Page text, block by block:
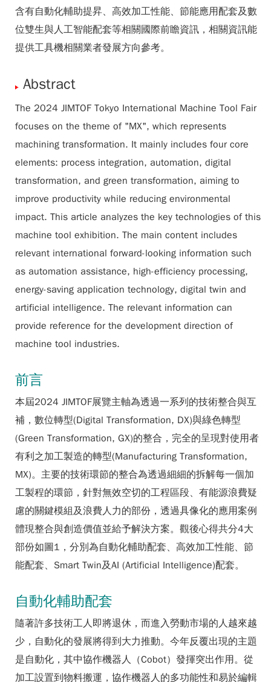
含有自動化輔助提昇、高效加工性能、節能應用配套及數
位雙生與人工智能配套等相關國際前瞻資訊，相關資訊能
提供工具機相關業者發展方向參考。
Abstract
The 2024 JIMTOF Tokyo International Machine Tool Fair
focuses on the theme of "MX", which represents
machining transformation. It mainly includes four core
elements: process integration, automation, digital
transformation, and green transformation, aiming to
improve productivity while reducing environmental
impact. This article analyzes the key technologies of this
machine tool exhibition. The main content includes
relevant international forward-looking information such
as automation assistance, high-efficiency processing,
energy-saving application technology, digital twin and
artificial intelligence. The relevant information can
provide reference for the development direction of
machine tool industries.
前言
本屆2024 JIMTOF展覽主軸為透過一系列的技術整合與互
補，數位轉型(Digital Transformation, DX)與綠色轉型
(Green Transformation, GX)的整合，完全的呈現對使用者
有利之加工製造的轉型(Manufacturing Transformation,
MX)。主要的技術環節的整合為透過細細的拆解每一個加
工製程的環節，針對無效空切的工程區段、有能源浪費疑
慮的關鍵模組及浪費人力的部份，透過具像化的應用案例
體現整合與創造價值並給予解決方案。觀後心得共分4大
部份如圖1，分別為自動化輔助配套、高效加工性能、節
能配套、Smart Twin及AI (Artificial Intelligence)配套。
自動化輔助配套
隨著許多技術工人即將退休，而進入勞動市場的人越來越
少，自動化的發展將得到大力推動。今年反覆出現的主題
是自動化，其中協作機器人（Cobot）發揮突出作用。從
加工設置到物料搬運，協作機器人的多功能性和易於編輯